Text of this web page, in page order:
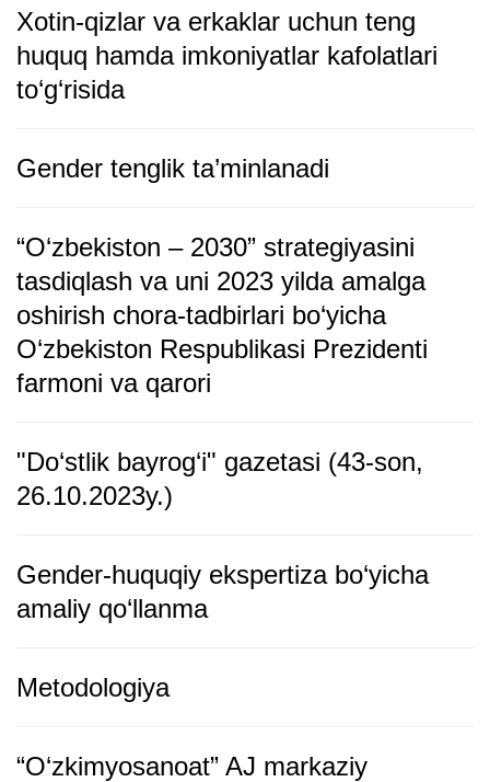
Xotin-qizlar va erkaklar uchun teng
huquq hamda imkoniyatlar kafolatlari
to‘g‘risida
Gender tenglik ta’minlanadi
“O‘zbеkiston – 2030” stratеgiyasini
tasdiqlash va uni 2023 yilda amalga
oshirish chora-tadbirlari bo‘yicha
O‘zbеkiston Respublikasi Prezidenti
farmoni va qarori
"Do‘stlik bayrog‘i" gazetasi (43-son,
26.10.2023y.)
Gender-huquqiy ekspertiza bo‘yicha
amaliy qo‘llanma
Metodologiya
“O‘zkimyosanoat” AJ markaziy